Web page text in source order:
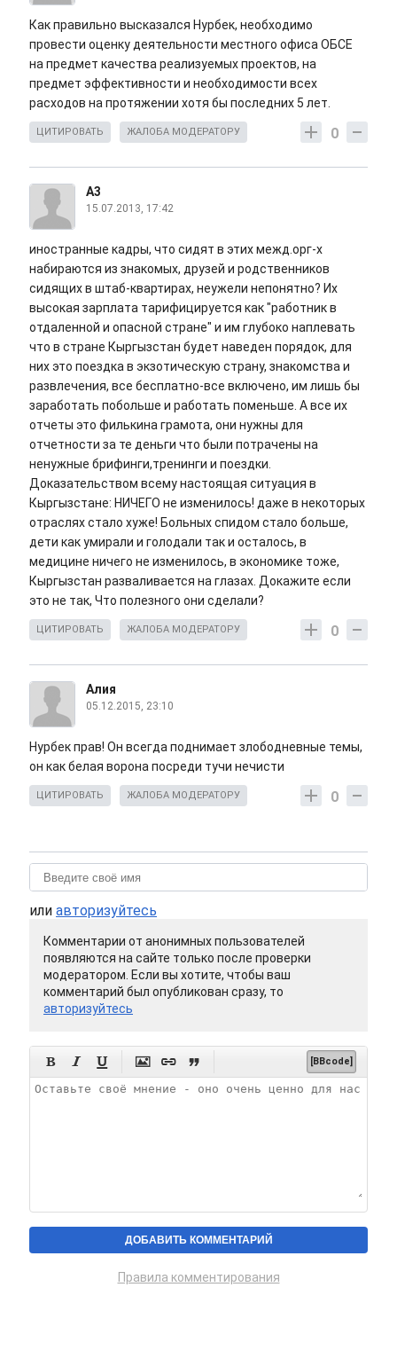
Как правильно высказался Нурбек, необходимо
провести оценку деятельности местного офиса ОБСЕ
на предмет качества реализуемых проектов, на
предмет эффективности и необходимости всех
расходов на протяжении хотя бы последних 5 лет.
0
ЦИТИРОВАТЬ ЖАЛОБА МОДЕРАТОРУ
A3
15.07.2013, 17:42
иностранные кадры, что сидят в этих межд.орг-х
набираются из знакомых, друзей и родственников
сидящих в штаб-квартирах, неужели непонятно? Их
высокая зарплата тарифицируется как "работник в
отдаленной и опасной стране" и им глубоко наплевать
что в стране Кыргызстан будет наведен порядок, для
них это поездка в экзотическую страну, знакомства и
развлечения, все бесплатно-все включено, им лишь бы
заработать побольше и работать поменьше. А все их
отчеты это филькина грамота, они нужны для
отчетности за те деньги что были потрачены на
ненужные брифинги,тренинги и поездки.
Доказательством всему настоящая ситуация в
Кыргызстане: НИЧЕГО не изменилось! даже в некоторых
отраслях стало хуже! Больных спидом стало больше,
дети как умирали и голодали так и осталось, в
медицине ничего не изменилось, в экономике тоже,
Кыргызстан разваливается на глазах. Докажите если
это не так, Что полезного они сделали?
0
ЦИТИРОВАТЬ ЖАЛОБА МОДЕРАТОРУ
Алия
05.12.2015, 23:10
Нурбек прав! Он всегда поднимает злободневные темы,
он как белая ворона посреди тучи нечисти
0
ЦИТИРОВАТЬ ЖАЛОБА МОДЕРАТОРУ
или авторизуйтесь
Комментарии от анонимных пользователей
появляются на сайте только после проверки
модератором. Если вы хотите, чтобы ваш
комментарий был опубликован сразу, то
авторизуйтесь
      [BBcode]
Правила комментирования